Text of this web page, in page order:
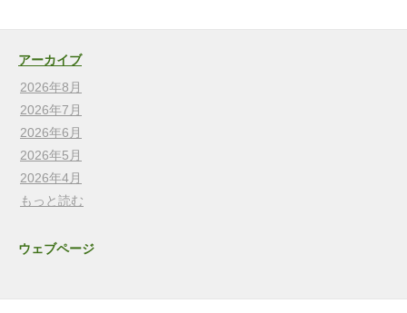
アーカイブ
2026年8月
2026年7月
2026年6月
2026年5月
2026年4月
もっと読む
ウェブページ